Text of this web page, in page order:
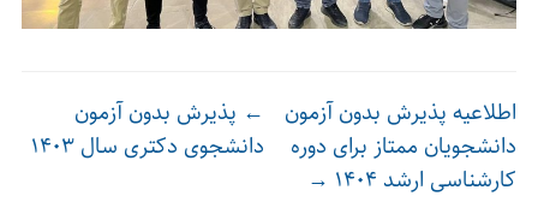
← پذیرش بدون آزمون
دانشجوی دکتری سال ۱۴۰۳
اطلاعیه پذیرش بدون آزمون
دانشجویان ممتاز برای دوره
کارشناسی ارشد ۱۴۰۴
→